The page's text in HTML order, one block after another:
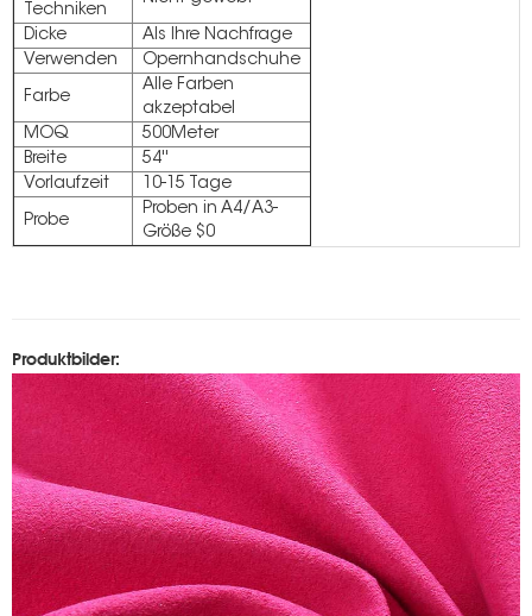
Techniken
Dicke
Als Ihre Nachfrage
Verwenden
Opernhandschuhe
Farbe
Alle Farben
akzeptabel
MOQ
500Meter
Breite
54''
Vorlaufzeit
10-15 Tage
Probe
Proben in A4/A3-
Größe $0
Produktbilder: